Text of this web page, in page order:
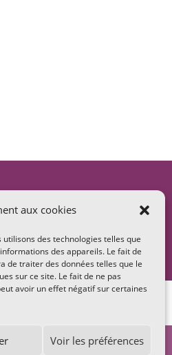
aux cookies
des technologies telles que
des appareils. Le fait de
de traiter des données telles que le
sur ce site. Le fait de ne pas
avoir un effet négatif sur certaines
Voir les préférences